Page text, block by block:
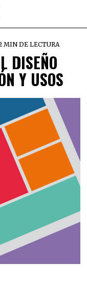
MIN DE LECTURA
DISEÑO
Y USOS